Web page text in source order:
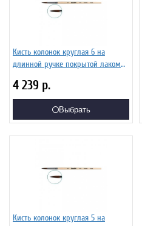
Кисть колонок круглая 6 на
длинной ручке покрытой лаком
4 239 р.
Выбрать
Кисть колонок круглая 5 на